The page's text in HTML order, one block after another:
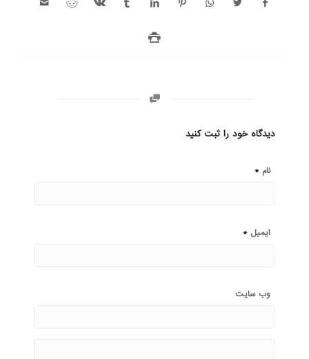
دیدگاه خود را ثبت کنید
نام *
ایمیل *
وب‌ سایت